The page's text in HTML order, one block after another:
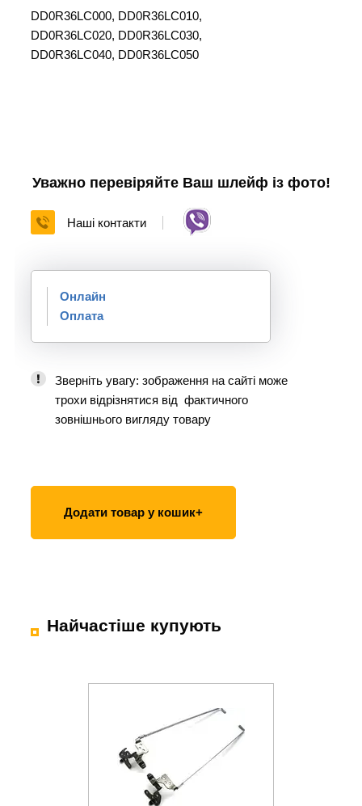
DD0R36LC000, DD0R36LC010,
DD0R36LC020, DD0R36LC030,
DD0R36LC040, DD0R36LC050
Уважно перевіряйте Ваш шлейф із фото!
Наші контакти
Онлайн
Оплата
Зверніть увагу: зображення на сайті може
трохи відрізнятися від фактичного
зовнішнього вигляду товару
Додати товар у кошик+
Найчастіше купують